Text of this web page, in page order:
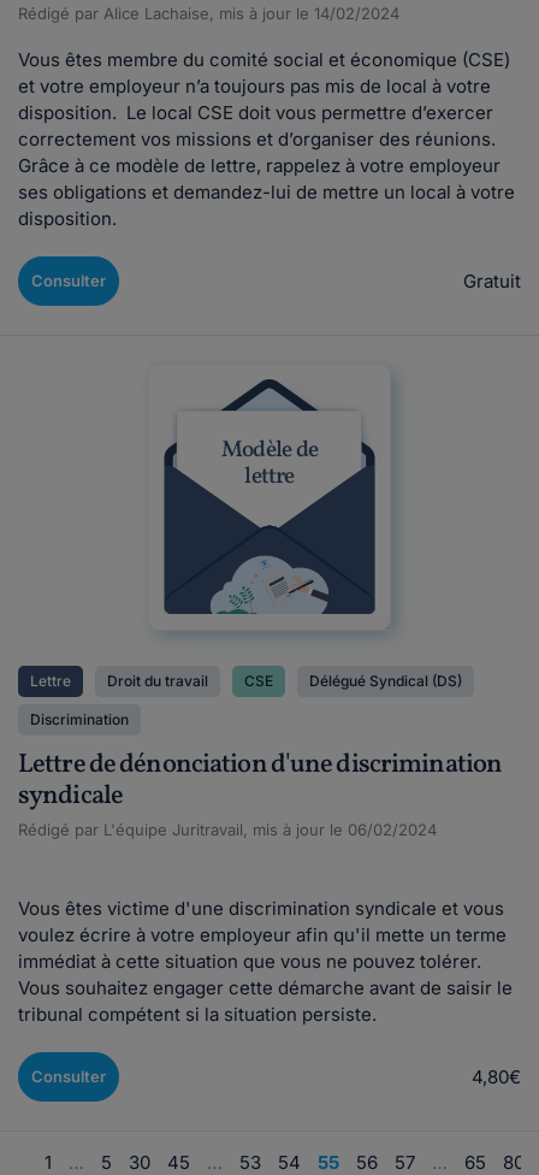
Rédigé par Alice Lachaise, mis à jour le 14/02/2024
Vous êtes membre du comité social et économique (CSE)
et votre employeur n’a toujours pas mis de local à votre
disposition. Le local CSE doit vous permettre d’exercer
correctement vos missions et d’organiser des réunions.
Grâce à ce modèle de lettre, rappelez à votre employeur
ses obligations et demandez-lui de mettre un local à votre
disposition.
Consulter Gratuit
Modèle de
lettre
Lettre Droit du travail CSE Délégué Syndical (DS)
Discrimination
Lettre de dénonciation d'une discrimination
syndicale
Rédigé par L'équipe Juritravail, mis à jour le 06/02/2024
Vous êtes victime d'une discrimination syndicale et vous
voulez écrire à votre employeur afin qu'il mette un terme
immédiat à cette situation que vous ne pouvez tolérer.
Vous souhaitez engager cette démarche avant de saisir le
tribunal compétent si la situation persiste.
Consulter 4,80€
1 … 5 30 45 … 53 54 55 56 57 … 65 80